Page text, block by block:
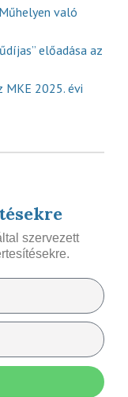
való
előadása az
MKE 2025. évi
szervezett